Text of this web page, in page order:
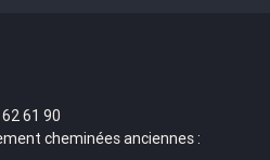
61 90
cheminées anciennes :